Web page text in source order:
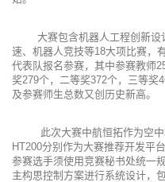
大赛包含机器人工程创新设
速、机器人竞技等18大项比赛，
代表队报名参赛，其中参赛教师
奖279个，二等奖372个，三等奖
及参赛师生总数又创历史新高。
此次大赛中航恒拓作为空中
HT200分别作为大赛推荐开发平
参赛选手须使用竞赛秘书处统一
主构思控制方案进行系统设计，